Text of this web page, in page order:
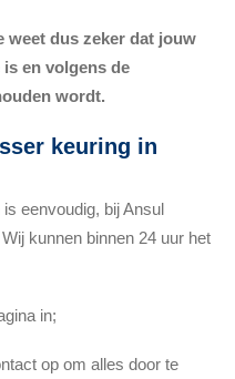
weet dus zeker dat jouw
en volgens de
wordt.
keuring in
eenvoudig, bij Ansul
kunnen binnen 24 uur het
in;
op om alles door te